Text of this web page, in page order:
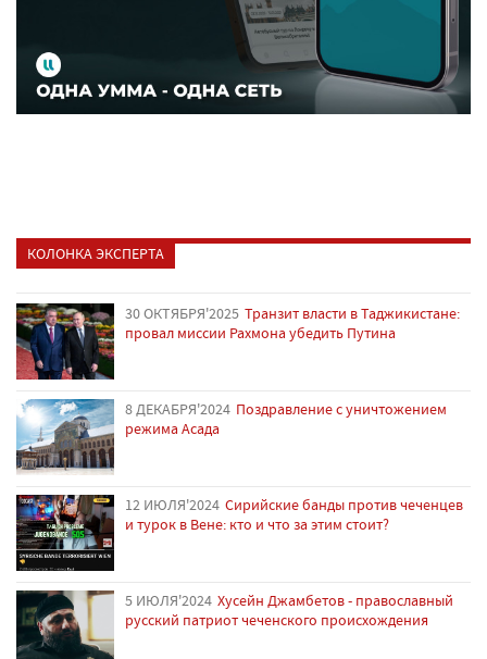
КОЛОНКА ЭКСПЕРТА
30 ОКТЯБРЯ'2025 Транзит власти в Таджикистане:
провал миссии Рахмона убедить Путина
8 ДЕКАБРЯ'2024 Поздравление с уничтожением
режима Асада
12 ИЮЛЯ'2024 Сирийские банды против чеченцев
и турок в Вене: кто и что за этим стоит?
5 ИЮЛЯ'2024 Хусейн Джамбетов - православный
русский патриот чеченского происхождения